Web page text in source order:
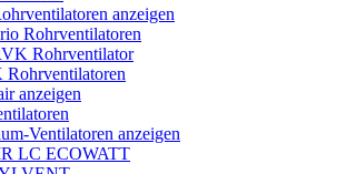
anzeigen
Rohrventilatoren
Rohrventilator
Rohrventilatoren
anzeigen
Ventilatoren anzeigen
LC ECOWATT